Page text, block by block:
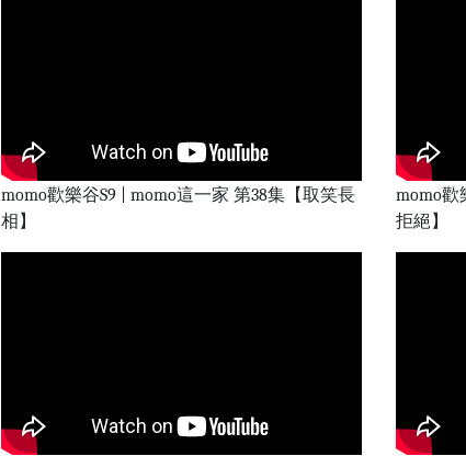
momo歡樂谷S9 | momo這一家 第38集【取笑長
相】
momo歡
拒絕】